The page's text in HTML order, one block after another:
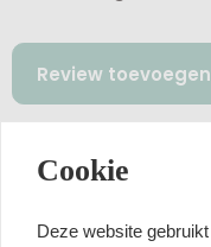
Review toevoegen
Cookie
Deze website